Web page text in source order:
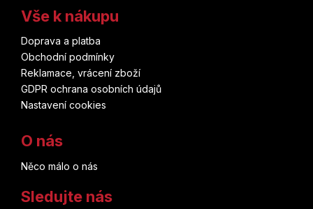
Vše k nákupu
Doprava a platba
Obchodní podmínky
Reklamace, vrácení zboží
GDPR ochrana osobních údajů
Nastavení cookies
O nás
Něco málo o nás
Sledujte nás